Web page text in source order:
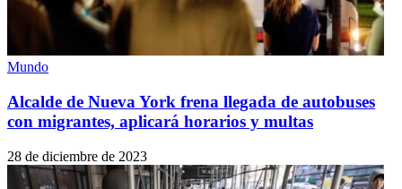
Mundo
Alcalde de Nueva York frena llegada de autobuses
con migrantes, aplicará horarios y multas
28 de diciembre de 2023